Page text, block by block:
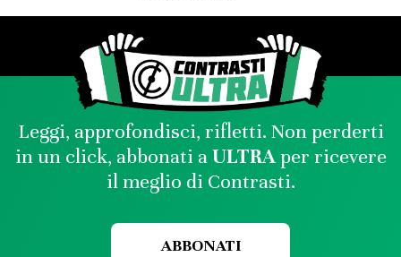
Leggi, approfondisci, rifletti. Non perderti
in un click, abbonati aULTRAper ricevere
il meglio di Contrasti.
ABBONATI